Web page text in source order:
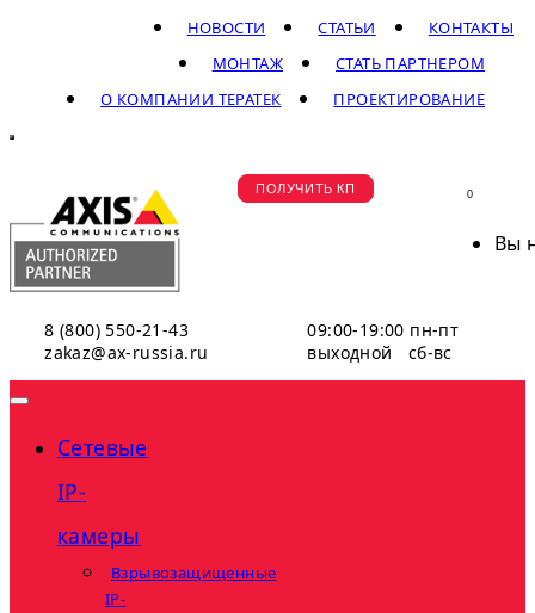
КОНТАКТЫ
СТАТЬИ
НОВОСТИ
СТАТЬ ПАРТНЕРОМ
МОНТАЖ
ПРОЕКТИРОВАНИЕ
О КОМПАНИИ ТЕРАТЕК
8 (800) 550-21-43
zakaz@ax-russia.ru
09:00-19:00 пн-пт
выходной сб-вс
ПОЛУЧИТЬ КП 0
Вы
Сетевые
IP-
камеры
Взрывозащищенные
IP-